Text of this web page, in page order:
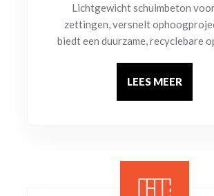
Lichtgewicht schuimbeton
zettingen, versnelt
biedt een duurzame, recyclebare
LEES MEER